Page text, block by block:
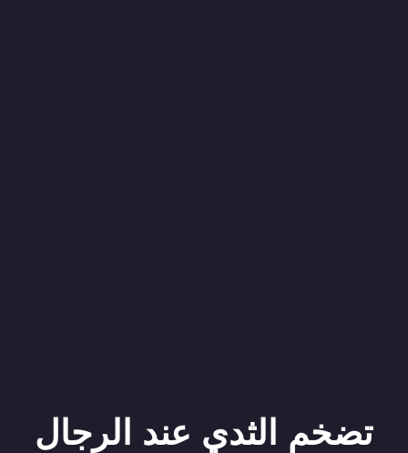
تضخم الثدي عند الرجال